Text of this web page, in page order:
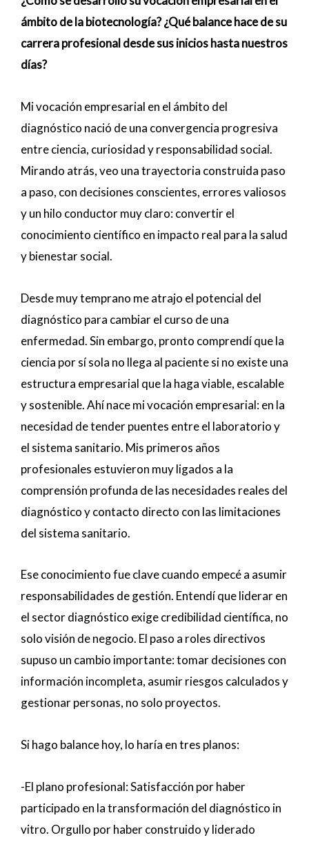
ámbito de la biotecnología? ¿Qué balance hace de su
carrera profesional desde sus inicios hasta nuestros
días?
Mi vocación empresarial en el ámbito del
diagnóstico nació de una convergencia progresiva
entre ciencia, curiosidad y responsabilidad social.
Mirando atrás, veo una trayectoria construida paso
a paso, con decisiones conscientes, errores valiosos
y un hilo conductor muy claro: convertir el
conocimiento científico en impacto real para la salud
y bienestar social.
Desde muy temprano me atrajo el potencial del
diagnóstico para cambiar el curso de una
enfermedad. Sin embargo, pronto comprendí que la
ciencia por sí sola no llega al paciente si no existe una
estructura empresarial que la haga viable, escalable
y sostenible. Ahí nace mi vocación empresarial: en la
necesidad de tender puentes entre el laboratorio y
el sistema sanitario. Mis primeros años
profesionales estuvieron muy ligados a la
comprensión profunda de las necesidades reales del
diagnóstico y contacto directo con las limitaciones
del sistema sanitario.
Ese conocimiento fue clave cuando empecé a asumir
responsabilidades de gestión. Entendí que liderar en
el sector diagnóstico exige credibilidad científica, no
solo visión de negocio. El paso a roles directivos
supuso un cambio importante: tomar decisiones con
información incompleta, asumir riesgos calculados y
gestionar personas, no solo proyectos.
Si hago balance hoy, lo haría en tres planos:
-El plano profesional: Satisfacción por haber
participado en la transformación del diagnóstico in
vitro. Orgullo por haber construido y liderado